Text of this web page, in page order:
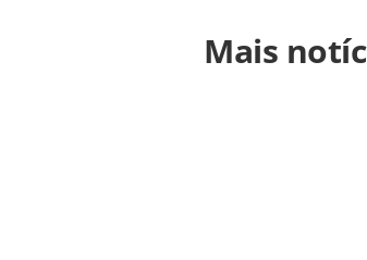
https://
270-milhoes-em-
o conteúdo
Mais